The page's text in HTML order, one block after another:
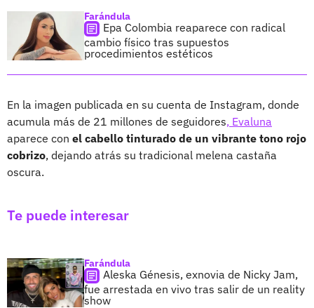
Farándula
Epa Colombia reaparece con radical
cambio físico tras supuestos
procedimientos estéticos
En la imagen publicada en su cuenta de Instagram, donde
acumula más de 21 millones de seguidores, Evaluna
aparece con el cabello tinturado de un vibrante tono rojo
cobrizo, dejando atrás su tradicional melena castaña
oscura.
Te puede interesar
Farándula
Aleska Génesis, exnovia de Nicky Jam,
fue arrestada en vivo tras salir de un reality
show